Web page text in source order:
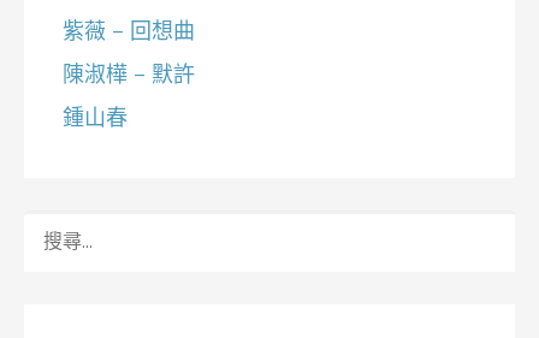
紫薇 – 回想曲
陳淑樺 – 默許
鍾山春